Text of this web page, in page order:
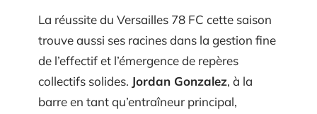
La réussite du Versailles 78 FC cette saison
trouve aussi ses racines dans la gestion fine
de l’effectif et l’émergence de repères
collectifs solides. Jordan Gonzalez, à la
barre en tant qu’entraîneur principal,